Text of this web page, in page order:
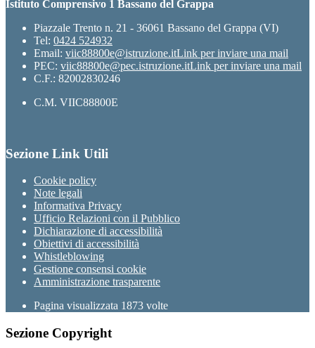
Istituto Comprensivo 1 Bassano del Grappa
Piazzale Trento n. 21 - 36061 Bassano del Grappa (VI)
Tel: 0424 524932
Email: viic88800e@istruzione.itLink per inviare una mail
PEC: viic88800e@pec.istruzione.itLink per inviare una mail
C.F.: 82002830246
C.M. VIIC88800E
Sezione Link Utili
Cookie policy
Note legali
Informativa Privacy
Ufficio Relazioni con il Pubblico
Dichiarazione di accessibilità
Obiettivi di accessibilità
Whistleblowing
Gestione consensi cookie
Amministrazione trasparente
Pagina visualizzata 1873 volte
Sezione Copyright